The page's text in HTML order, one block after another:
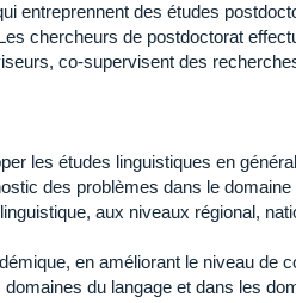
entreprennent des études
chercheurs de postdoctorat
co-supervisent des
les études linguistiques en
des problèmes dans le domaine
aux niveaux régional,
en améliorant le niveau de
du langage et dans les